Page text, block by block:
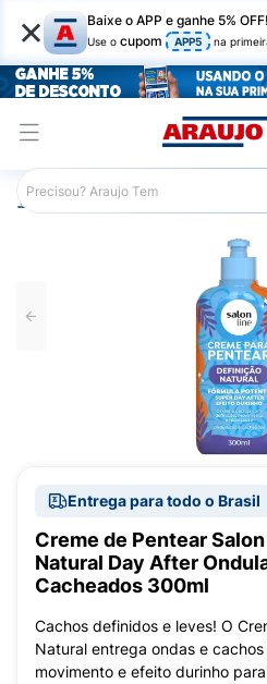
× Baixe o APP e ganhe 5% OFF!
Use o cupom APP5 na
Araujo Cabelo
Entrega para todo o Brasil
Creme de Pentear
Natural Day After
Cacheados 300ml
Cachos definidos e leves! O
Natural entrega ondas e
movimento e efeito durinho